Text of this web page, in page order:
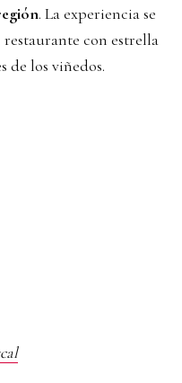
. La experiencia se
con estrella
de los viñedos.